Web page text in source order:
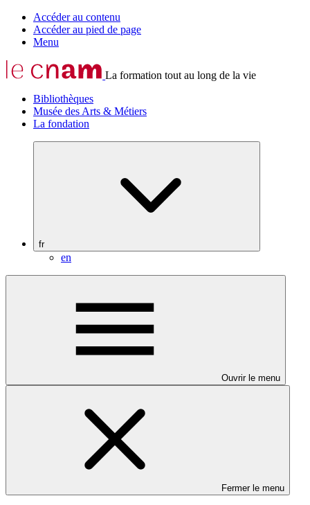
Accéder au contenu
Accéder au pied de page
Menu
La formation tout au long de la vie
Bibliothèques
Musée des Arts & Métiers
La fondation
fr
en
Ouvrir le menu
Fermer le menu